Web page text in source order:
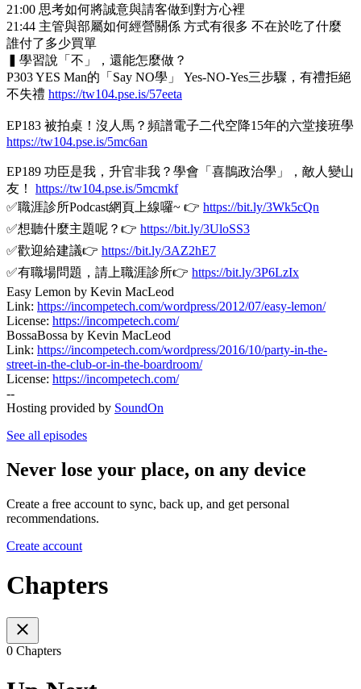
21:00 思考如何將誠意與請客做到對方心裡
21:44 主管與部屬如何經營關係 方式有很多 不在於吃了什麼
誰付了多少買單
▍學習說「不」，還能怎麼做？
P303 YES Man的「Say NO學」 Yes-NO-Yes三步驟，有禮拒絕
不失禮 https://tw104.pse.is/57eeta
EP183 被拍桌！沒人馬？頻譜電子二代空降15年的六堂接班學
https://tw104.pse.is/5mc6an
EP189 功臣是我，升官非我？學會「喜鵲政治學」，敵人變山
友！ https://tw104.pse.is/5mcmkf
✅職涯診所Podcast網頁上線囉~ 👉 https://bit.ly/3Wk5cQn
✅想聽什麼主題呢？👉 https://bit.ly/3UloSS3
✅歡迎給建議👉 https://bit.ly/3AZ2hE7
✅有職場問題，請上職涯診所👉 https://bit.ly/3P6LzIx
Easy Lemon by Kevin MacLeod
Link: https://incompetech.com/wordpress/2012/07/easy-lemon/
License: https://incompetech.com/
BossaBossa by Kevin MacLeod
Link: https://incompetech.com/wordpress/2016/10/party-in-the-
street-in-the-club-or-in-the-boardroom/
License: https://incompetech.com/
--
Hosting provided by SoundOn
See all episodes
Never lose your place, on any device
Create a free account to sync, back up, and get personal
recommendations.
Create account
Chapters
0 Chapters